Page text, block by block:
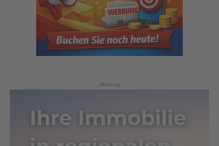
- Werbung -